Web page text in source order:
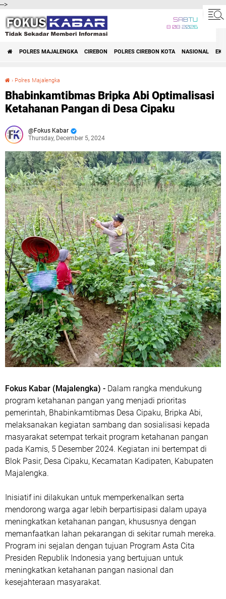
-->
SABTU
8 08 2026
POLRES MAJALENGKA CIREBON POLRES CIREBON KOTA NASIONAL
› Polres Majalengka
Bhabinkamtibmas Bripka Abi Optimalisasi
Ketahanan Pangan di Desa Cipaku
Fokus Kabar
Thursday, December 5, 2024
Fokus Kabar (Majalengka) - Dalam rangka mendukung
program ketahanan pangan yang menjadi prioritas
pemerintah, Bhabinkamtibmas Desa Cipaku, Bripka Abi,
melaksanakan kegiatan sambang dan sosialisasi kepada
masyarakat setempat terkait program ketahanan pangan
pada Kamis, 5 Desember 2024. Kegiatan ini bertempat di
Blok Pasir, Desa Cipaku, Kecamatan Kadipaten, Kabupaten
Majalengka.
Inisiatif ini dilakukan untuk memperkenalkan serta
mendorong warga agar lebih berpartisipasi dalam upaya
meningkatkan ketahanan pangan, khususnya dengan
memanfaatkan lahan pekarangan di sekitar rumah mereka.
Program ini sejalan dengan tujuan Program Asta Cita
Presiden Republik Indonesia yang bertujuan untuk
meningkatkan ketahanan pangan nasional dan
kesejahteraan masyarakat.